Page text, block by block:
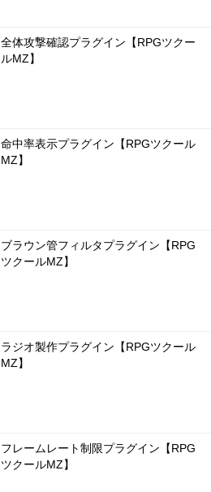
全体攻撃確認プラグイン【RPGツクー
ルMZ】
命中率表示プラグイン【RPGツクール
MZ】
ブラウン管フィルタプラグイン【RPG
ツクールMZ】
ラジオ製作プラグイン【RPGツクール
MZ】
フレームレート制限プラグイン【RPG
ツクールMZ】